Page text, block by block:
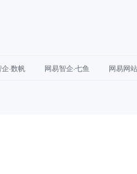
·数帆 网易智企·七鱼 网易网